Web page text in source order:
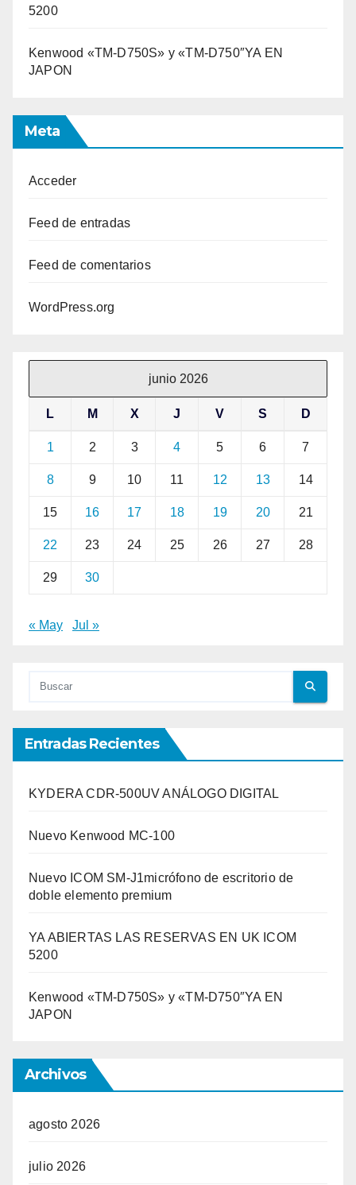
5200
Kenwood «TM-D750S» y «TM-D750″YA EN
JAPON
Meta
Acceder
Feed de entradas
Feed de comentarios
WordPress.org
junio 2026
L M X J V S D
1 2 3 4 5 6 7
8 9 10 11 12 13 14
15 16 17 18 19 20 21
22 23 24 25 26 27 28
29 30
« May Jul »
Entradas Recientes
KYDERA CDR-500UV ANÁLOGO DIGITAL
Nuevo Kenwood MC-100
Nuevo ICOM SM-J1micrófono de escritorio de
doble elemento premium
YA ABIERTAS LAS RESERVAS EN UK ICOM
5200
Kenwood «TM-D750S» y «TM-D750″YA EN
JAPON
Archivos
agosto 2026
julio 2026